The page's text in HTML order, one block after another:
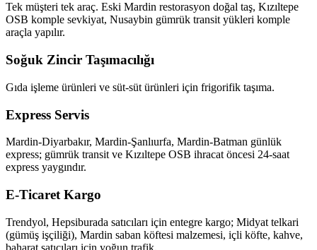
Tek müşteri tek araç. Eski Mardin restorasyon doğal taş, Kızıltepe
OSB komple sevkiyat, Nusaybin gümrük transit yükleri komple
araçla yapılır.
Soğuk Zincir Taşımacılığı
Gıda işleme ürünleri ve süt-süt ürünleri için frigorifik taşıma.
Express Servis
Mardin-Diyarbakır, Mardin-Şanlıurfa, Mardin-Batman günlük
express; gümrük transit ve Kızıltepe OSB ihracat öncesi 24-saat
express yaygındır.
E-Ticaret Kargo
Trendyol, Hepsiburada satıcıları için entegre kargo; Midyat telkari
(gümüş işçiliği), Mardin saban köftesi malzemesi, içli köfte, kahve,
baharat satıcıları için yoğun trafik.